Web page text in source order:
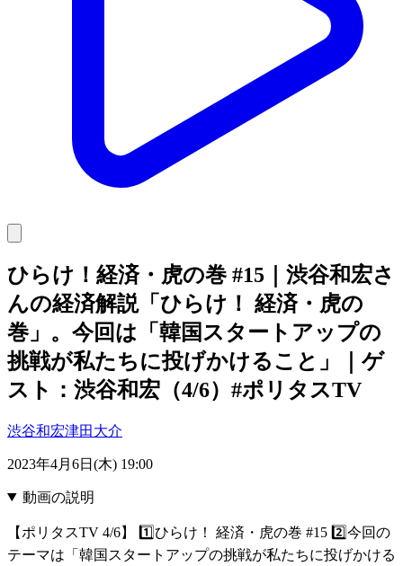
ひらけ！経済・虎の巻 #15｜渋谷和宏さ
んの経済解説「ひらけ！ 経済・虎の
巻」。今回は「韓国スタートアップの
挑戦が私たちに投げかけること」｜ゲ
スト：渋谷和宏（4/6）#ポリタスTV
渋谷和宏津田大介
2023年4月6日(木) 19:00
動画の説明
【ポリタスTV 4/6】 1️⃣ひらけ！ 経済・虎の巻 #15 2️⃣今回の
テーマは「韓国スタートアップの挑戦が私たちに投げかける